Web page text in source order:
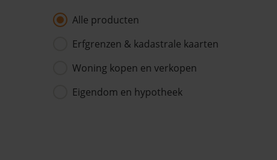
Alle producten
Erfgrenzen & kadastrale kaarten
Woning kopen en verkopen
Eigendom en hypotheek